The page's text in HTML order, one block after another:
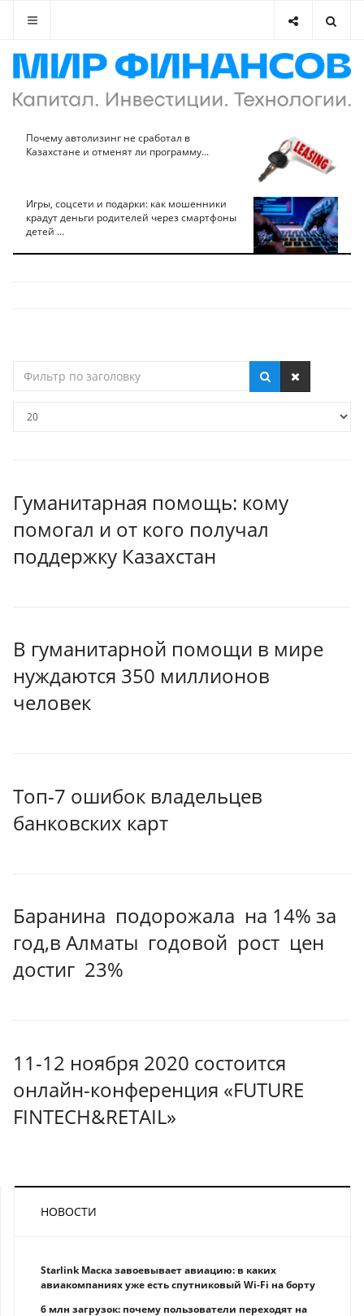
Почему автолизинг не сработал в
Казахстане и отменят ли программу...
Игры, соцсети и подарки: как мошенники
крадут деньги родителей через смартфоны
детей ...
по
Гуманитарная помощь: кому
помогал и от кого получал
поддержку Казахстан
В гуманитарной помощи в мире
нуждаются 350 миллионов
человек
Топ-7 ошибок владельцев
банковских карт
Баранина подорожала на 14% за
год,в Алматы годовой рост цен
достиг 23%
11-12 ноября 2020 состоится
онлайн-конференция «FUTURE
FINTECH&RETAIL»
НОВОСТИ
Starlink Маска завоевывает авиацию: в каких
авиакомпаниях уже есть спутниковый Wi-Fi на борту
6 млн загрузок: почему пользователи переходят на